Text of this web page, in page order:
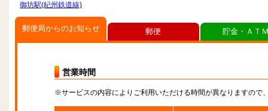
御坊駅(紀州鉄道線)
郵便局からのお知らせ
営業時間
※サービスの内容によりご利用いただける時間が異なりますので
郵便 貯金・ＡＴ